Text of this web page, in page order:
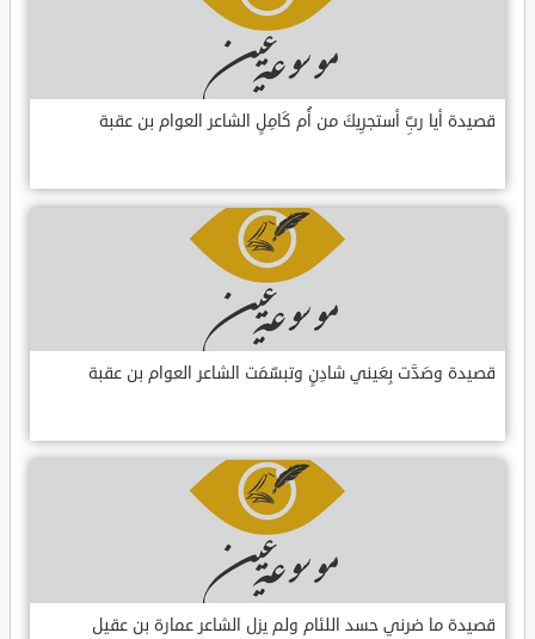
قصيدة أيا ربِّ أستجرِيكَ من أُم كَامِلٍ الشاعر العوام بن عقبة
قصيدة وصَدَّت بِعَيني شادِنٍ وتبسّمَت الشاعر العوام بن عقبة
قصيدة ما ضرني حسد اللئام ولم يزل الشاعر عمارة بن عقيل